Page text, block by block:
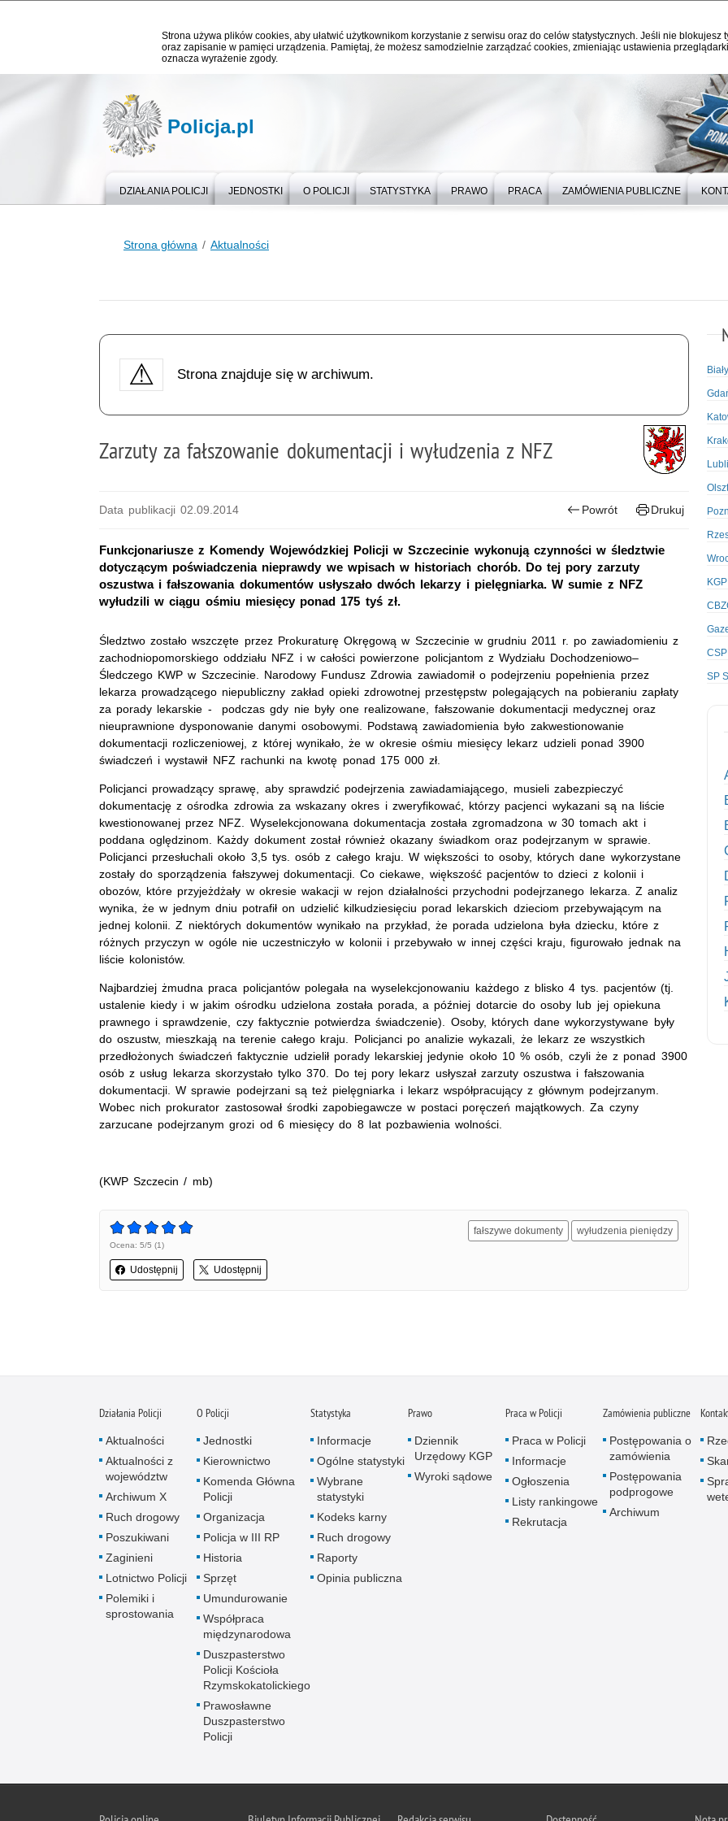
Strona używa plików cookies, aby ułatwić użytkownikom korzystanie z serwisu oraz do celów statystycznych. Jeśli nie blokujesz
oraz zapisanie w pamięci urządzenia. Pamiętaj, że możesz samodzielnie zarządzać cookies, zmieniając ustawienia
oznacza wyrażenie zgody.
Policja.pl
DZIAŁANIA POLICJI JEDNOSTKI O POLICJI STATYSTYKA PRAWO PRACA ZAMÓWIENIA PUBLICZNE
Strona główna Aktualności
Strona znajduje się w archiwum.
Zarzuty za fałszowanie dokumentacji i wyłudzenia z NFZ
Data publikacji 02.09.2014 Powrót Drukuj
Funkcjonariusze z Komendy Wojewódzkiej Policji w Szczecinie wykonują czynności w śledztwie
dotyczącym poświadczenia nieprawdy we wpisach w historiach chorób. Do tej pory zarzuty
oszustwa i fałszowania dokumentów usłyszało dwóch lekarzy i pielęgniarka. W sumie z NFZ
wyłudzili w ciągu ośmiu miesięcy ponad 175 tyś zł.
Śledztwo zostało wszczęte przez Prokuraturę Okręgową w Szczecinie w grudniu 2011 r. po zawiadomieniu z
zachodniopomorskiego oddziału NFZ i w całości powierzone policjantom z Wydziału Dochodzeniowo–
Śledczego KWP w Szczecinie. Narodowy Fundusz Zdrowia zawiadomił o podejrzeniu popełnienia przez
lekarza prowadzącego niepubliczny zakład opieki zdrowotnej przestępstw polegających na pobieraniu zapłaty
za porady lekarskie - podczas gdy nie były one realizowane, fałszowanie dokumentacji medycznej oraz
nieuprawnione dysponowanie danymi osobowymi. Podstawą zawiadomienia było zakwestionowanie
dokumentacji rozliczeniowej, z której wynikało, że w okresie ośmiu miesięcy lekarz udzieli ponad 3900
świadczeń i wystawił NFZ rachunki na kwotę ponad 175 000 zł.
Policjanci prowadzący sprawę, aby sprawdzić podejrzenia zawiadamiającego, musieli zabezpieczyć
dokumentację z ośrodka zdrowia za wskazany okres i zweryfikować, którzy pacjenci wykazani są na liście
kwestionowanej przez NFZ. Wyselekcjonowana dokumentacja została zgromadzona w 30 tomach akt i
poddana oględzinom. Każdy dokument został również okazany świadkom oraz podejrzanym w sprawie.
Policjanci przesłuchali około 3,5 tys. osób z całego kraju. W większości to osoby, których dane wykorzystane
zostały do sporządzenia fałszywej dokumentacji. Co ciekawe, większość pacjentów to dzieci z kolonii i
obozów, które przyjeżdżały w okresie wakacji w rejon działalności przychodni podejrzanego lekarza. Z analiz
wynika, że w jednym dniu potrafił on udzielić kilkudziesięciu porad lekarskich dzieciom przebywającym na
jednej kolonii. Z niektórych dokumentów wynikało na przykład, że porada udzielona była dziecku, które z
różnych przyczyn w ogóle nie uczestniczyło w kolonii i przebywało w innej części kraju, figurowało jednak na
liście kolonistów.
Najbardziej żmudna praca policjantów polegała na wyselekcjonowaniu każdego z blisko 4 tys. pacjentów (tj.
ustalenie kiedy i w jakim ośrodku udzielona została porada, a później dotarcie do osoby lub jej opiekuna
prawnego i sprawdzenie, czy faktycznie potwierdza świadczenie). Osoby, których dane wykorzystywane były
do oszustw, mieszkają na terenie całego kraju. Policjanci po analizie wykazali, że lekarz ze wszystkich
przedłożonych świadczeń faktycznie udzielił porady lekarskiej jedynie około 10 % osób, czyli że z ponad 3900
osób z usług lekarza skorzystało tylko 370. Do tej pory lekarz usłyszał zarzuty oszustwa i fałszowania
dokumentacji. W sprawie podejrzani są też pielęgniarka i lekarz współpracujący z głównym podejrzanym.
Wobec nich prokurator zastosował środki zapobiegawcze w postaci poręczeń majątkowych. Za czyny
zarzucane podejrzanym grozi od 6 miesięcy do 8 lat pozbawienia wolności.
(KWP Szczecin / mb)
Ocena: 5/5 (1)
Udostępnij Udostępnij
fałszywe dokumenty wyłudzenia pieniędzy
KGP
SP
Działania Policji
Aktualności
Aktualności z
województw
Archiwum X
Ruch drogowy
Poszukiwani
Zaginieni
Lotnictwo Policji
Polemiki i
sprostowania
O Policji
Jednostki
Kierownictwo
Komenda Główna
Policji
Organizacja
Policja w III RP
Historia
Sprzęt
Umundurowanie
Współpraca
międzynarodowa
Duszpasterstwo
Policji Kościoła
Rzymskokatolickiego
Prawosławne
Duszpasterstwo
Policji
Statystyka
Informacje
Ogólne statystyki
Wybrane
statystyki
Kodeks karny
Ruch drogowy
Raporty
Opinia publiczna
Prawo
Dziennik
Urzędowy KGP
Wyroki sądowe
Praca w Policji
Praca w Policji
Informacje
Ogłoszenia
Listy rankingowe
Rekrutacja
Zamówienia publiczne
Postępowania o
zamówienia
Postępowania
podprogowe
Archiwum